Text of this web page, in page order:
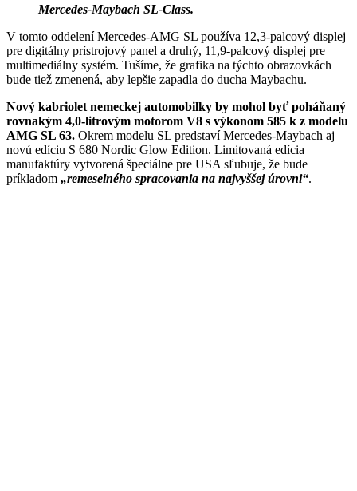
Mercedes-Maybach SL-Class.
V tomto oddelení Mercedes-AMG SL používa 12,3-palcový displej
pre digitálny prístrojový panel a druhý, 11,9-palcový displej pre
multimediálny systém. Tušíme, že grafika na týchto obrazovkách
bude tiež zmenená, aby lepšie zapadla do ducha Maybachu.
Nový kabriolet nemeckej automobilky by mohol byť poháňaný
rovnakým 4,0-litrovým motorom V8 s výkonom 585 k z modelu
AMG SL 63. Okrem modelu SL predstaví Mercedes-Maybach aj
novú edíciu S 680 Nordic Glow Edition. Limitovaná edícia
manufaktúry vytvorená špeciálne pre USA sľubuje, že bude
príkladom „remeselného spracovania na najvyššej úrovni“.